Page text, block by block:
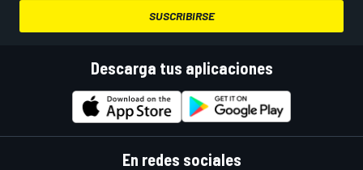
SUSCRIBIRSE
Descarga tus aplicaciones
En redes sociales